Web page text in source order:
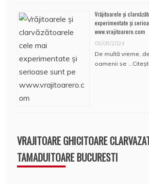
Vrăjitoarele și
experimentate și
www.vrajitoarero.com
05/08/2024
De multă vreme,
oamenii se …
VRAJITOARE GHICITOARE
TAMADUITOARE BUCURESTI